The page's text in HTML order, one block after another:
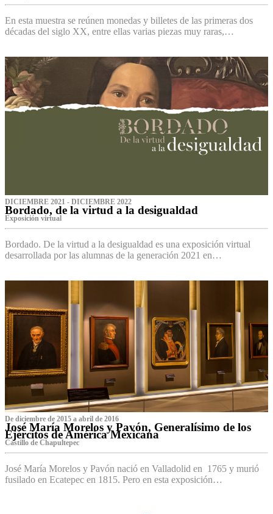
En esta muestra se reúnen monedas y billetes de las primeras dos
décadas del siglo XX, entre ellas varias piezas muy raras,…
DICIEMBRE 2021 - DICIEMBRE 2022
Bordado, de la virtud a la desigualdad
Exposición virtual‌
Bordado. De la virtud a la desigualdad es una exposición virtual
desarrollada por las alumnas de la generación 2021 en…
De diciembre de 2015 a abril de 2016
José María Morelos y Pavón, Generalísimo de los
Ejércitos de América Mexicana
C‌astillo de Chapultepec
José María Morelos y Pavón nació en Valladolid en 1765 y murió
fusilado en Ecatepec en 1815. Pero en esta exposición…